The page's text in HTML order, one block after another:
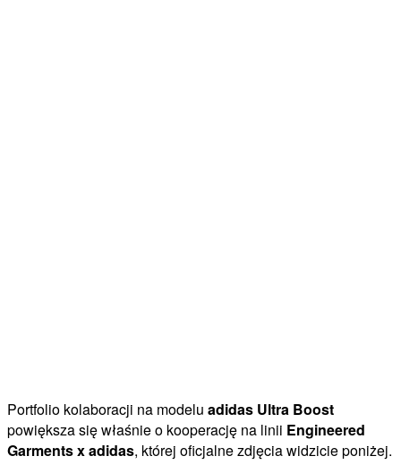
Portfolio kolaboracji na modelu adidas Ultra Boost
powiększa się właśnie o kooperację na linii Engineered
Garments x adidas, której oficjalne zdjęcia widzicie poniżej.